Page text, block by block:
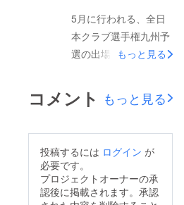
5月に行われる、全日
本クラブ選手権九州予
選の出場権を獲得しま
り頑張ります。ソフト
ボール発展へ向けて
す。今後ともチームの
応援、ご支援をよろし
くお願いします
もっと見る
コメント もっと見る
投稿するには ログイン が
必要です。
プロジェクトオーナーの承
認後に掲載されます。承認